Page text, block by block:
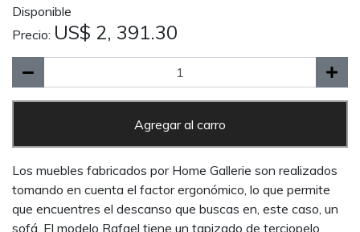
Disponible
Precio: US$ 2, 391.30
Agregar al carro
Los muebles fabricados por Home Gallerie son realizados
tomando en cuenta el factor ergonómico, lo que permite
que encuentres el descanso que buscas en, este caso, un
sofá. El modelo Rafael tiene un tapizado de terciopelo